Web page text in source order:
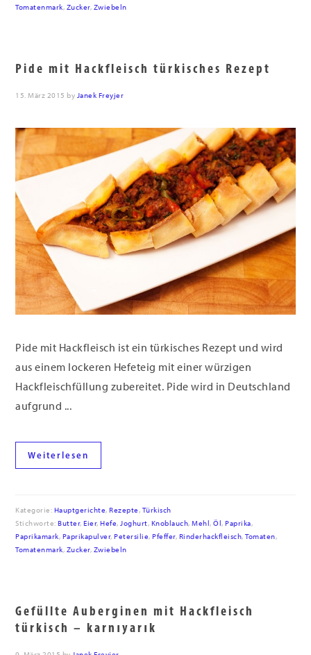
Tomatenmark, Zucker, Zwiebeln
Pide mit Hackfleisch türkisches Rezept
15. März 2015 by Janek Freyjer
Pide mit Hackfleisch ist ein türkisches Rezept und wird
aus einem lockeren Hefeteig mit einer würzigen
Hackfleischfüllung zubereitet. Pide wird in Deutschland
aufgrund ...
Weiterlesen
Kategorie: Hauptgerichte,Rezepte, Türkisch
Stichworte:Butter,Eier,Hefe,Joghurt, Knoblauch,Mehl,Öl,Paprika,
Paprikamark, Paprikapulver,Petersilie,Pfeffer, Rinderhackfleisch,Tomaten,
Tomatenmark, Zucker, Zwiebeln
Gefüllte Auberginen mit Hackfleisch
türkisch – karnıyarık